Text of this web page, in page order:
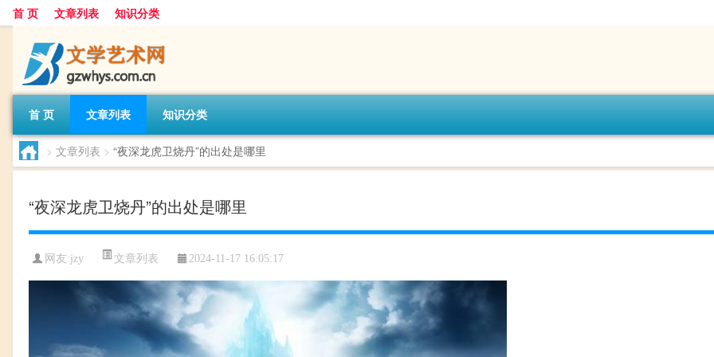
首 页 文章列表 知识分类
首 页 文章列表 知识分类
> 文章列表 > “夜深龙虎卫烧丹”的出处是哪里
“夜深龙虎卫烧丹”的出处是哪里
网友:jzy 文章列表 2024-11-17 16:05:17